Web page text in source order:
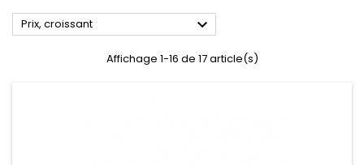
Prix, croissant 
Affichage 1-16 de 17 article(s)